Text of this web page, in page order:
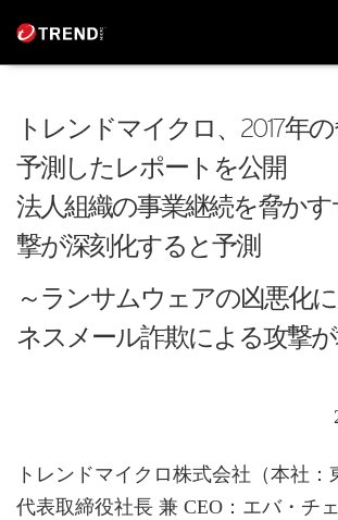
トレンドマイクロ、2017年
予測したレポートを公開
法人組織の事業継続を脅か
撃が深刻化すると予測
～ランサムウェアの凶悪化
ネスメール詐欺による攻撃
トレンドマイクロ株式会社（本社：
代表取締役社長 兼 CEO：エバ・チ